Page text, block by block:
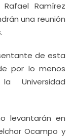
Ramírez
una reunión
de esta
por lo menos
Universidad
levantarán en
Ocampo y